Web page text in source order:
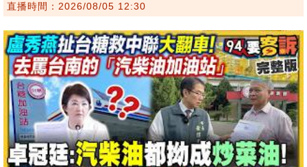
直播時間：2026/08/05 12:30